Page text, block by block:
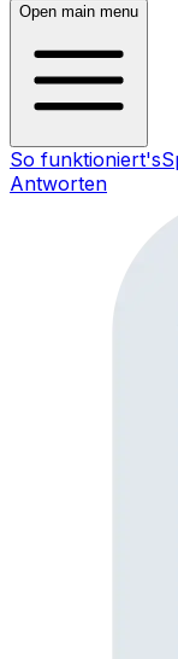
Open main menu
So funktioniert's
Antworten